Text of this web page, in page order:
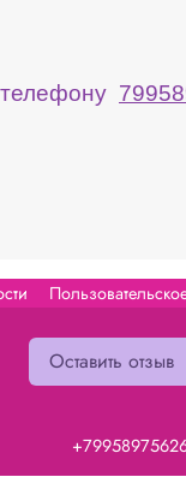
Оставить отзыв